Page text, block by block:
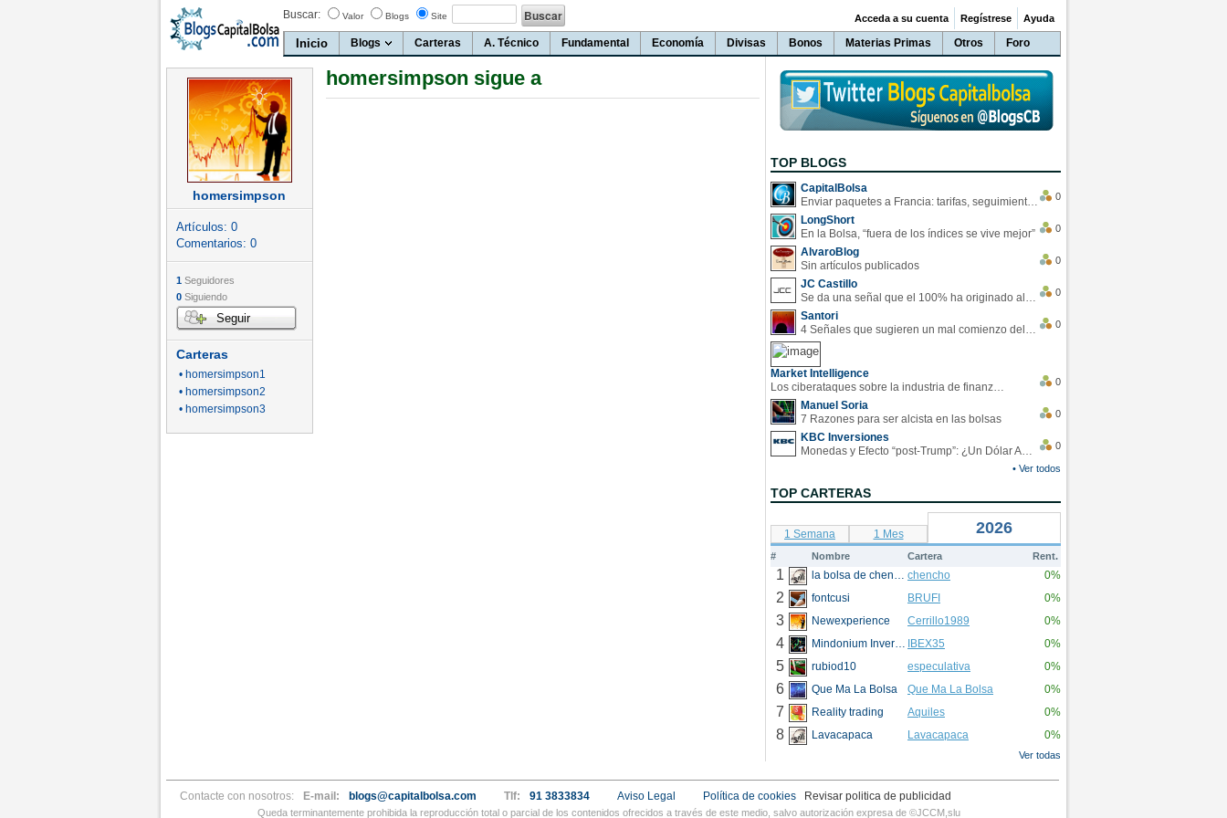
Buscar: Valor Blogs Site
Inicio Blogs Carteras A. Técnico Fundamental Economía Divisas Bonos Materias Primas Otros Foro
Acceda a su cuenta Regístrese Ayuda
homersimpson
Artículos: 0
Comentarios: 0
1 Seguidores
0 Siguiendo
Seguir
Carteras
• homersimpson1
• homersimpson2
• homersimpson3
homersimpson sigue a
TOP BLOGS
CapitalBolsa
Enviar paquetes a Francia: tarifas, seguimiento y ventajas destacadas
0
LongShort
En la Bolsa, “fuera de los índices se vive mejor”
0
AlvaroBlog
Sin artículos publicados
0
JC Castillo
Se da una señal que el 100% ha originado alzas en las bolsas
0
Santori
4 Señales que sugieren un mal comienzo del 3T de la economía EEUU
0
Market Intelligence
Los ciberataques sobre la industria de finanzas se han duplicado este año
0
Manuel Soria
7 Razones para ser alcista en las bolsas
0
KBC Inversiones
Monedas y Efecto “post-Trump”: ¿Un Dólar Americano operando en rangos?
0
• Ver todos
TOP CARTERAS
1 Semana 1 Mes 2026
# Nombre Cartera Rent.
1 la bolsa de chencho chencho 0%
2 fontcusi BRUFI 0%
3 Newexperience Cerrillo1989 0%
4 Mindonium Inversions IBEX35 0%
5 rubiod10 especulativa 0%
6 Que Ma La Bolsa Que Ma La Bolsa 0%
7 Reality trading Aquiles 0%
8 Lavacapaca Lavacapaca 0%
Ver todas
Contacte con nosotros: E-mail: blogs@capitalbolsa.com Tlf: 91 3833834 Aviso Legal Revisar politica de publicidad
Política de cookies
Queda terminantemente prohibida la reproducción total o parcial de los contenidos ofrecidos a través de este medio, salvo autorización expresa de ©JCCM,slu